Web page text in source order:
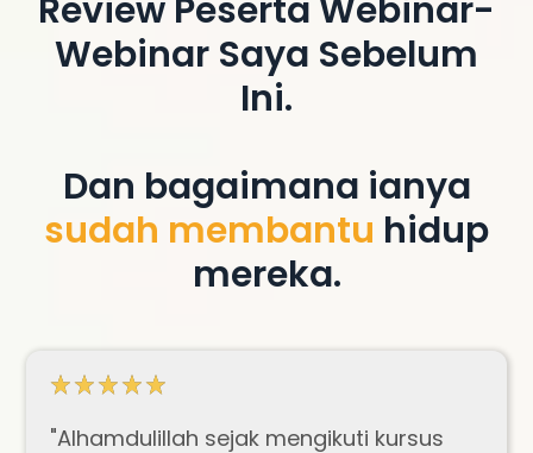
Review Peserta Webinar-
Webinar Saya Sebelum
Ini.
Dan bagaimana ianya
sudah membantu hidup
mereka.
"Alhamdulillah sejak mengikuti kursus